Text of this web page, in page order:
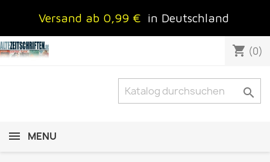
Versand ab 0,99 € in Deutschland
shopping_cart (0)

MENU